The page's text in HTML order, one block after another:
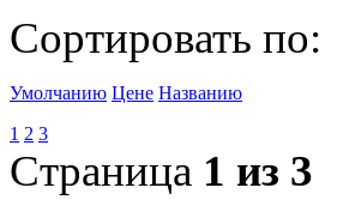
Сортировать по:
Умолчанию Цене Названию
1 2 3
Страница 1 из 3